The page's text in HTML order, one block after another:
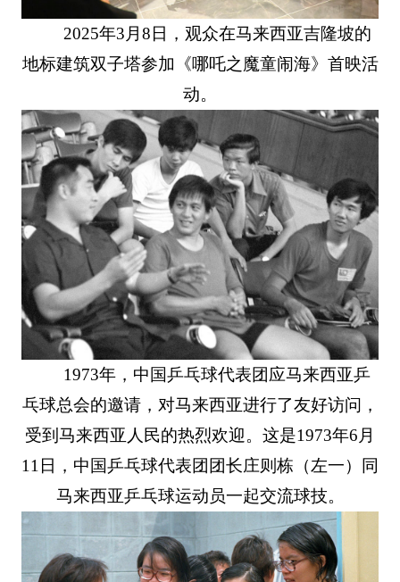
2025年3月8日，观众在马来西亚吉隆坡的
地标建筑双子塔参加《哪吒之魔童闹海》首映活
动。
1973年，中国乒乓球代表团应马来西亚乒
乓球总会的邀请，对马来西亚进行了友好访问，
受到马来西亚人民的热烈欢迎。这是1973年6月
11日，中国乒乓球代表团团长庄则栋（左一）同
马来西亚乒乓球运动员一起交流球技。